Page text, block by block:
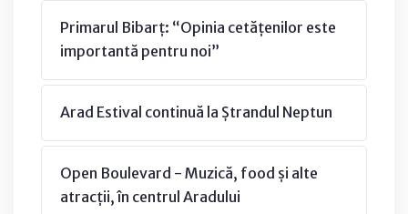
Primarul Bibarț: “Opinia cetățenilor este
importantă pentru noi”
Arad Estival continuă la Ștrandul Neptun
Open Boulevard - Muzică, food și alte
atracții, în centrul Aradului